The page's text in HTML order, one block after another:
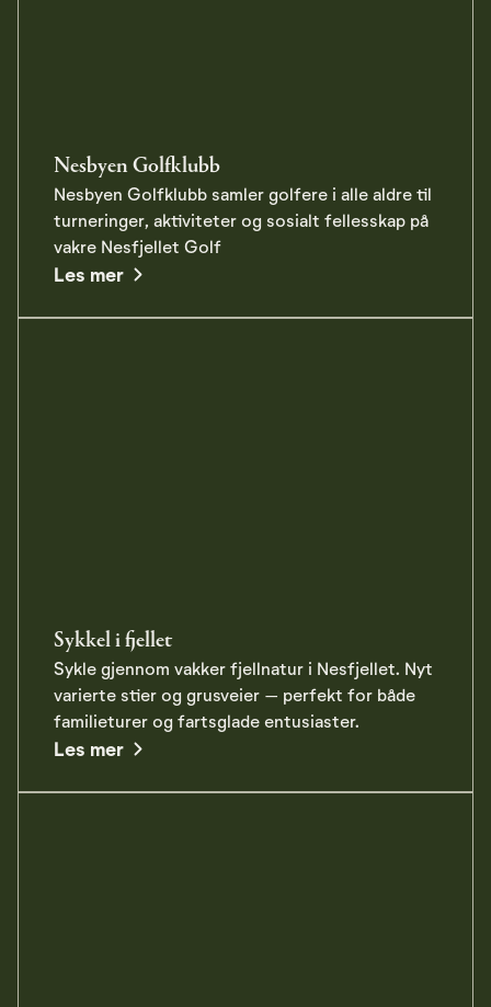
Nesbyen Golfklubb
Nesbyen Golfklubb samler golfere i alle aldre til
turneringer, aktiviteter og sosialt fellesskap på
vakre Nesfjellet Golf
Les mer about Nesbyen Golfklubb
Sykkel i fjellet
Sykle gjennom vakker fjellnatur i Nesfjellet. Nyt
varierte stier og grusveier – perfekt for både
familieturer og fartsglade entusiaster.
Les mer about Sykkel i fjellet